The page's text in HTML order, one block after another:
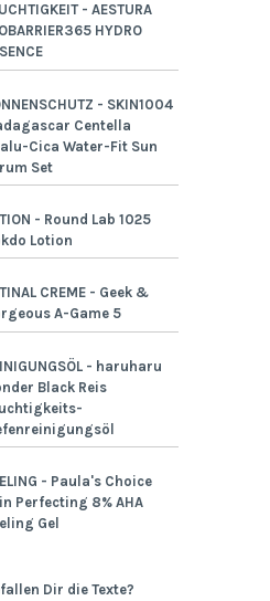
- AESTURA
HYDRO
- SKIN1004
Centella
Cica Water-Fit Sun
Set
- Round Lab 1025
Lotion
CREME - Geek &
A-Game 5
- haruharu
Black Reis
- Paula's Choice
Perfecting 8% AHA
Gel
Dir die Texte?